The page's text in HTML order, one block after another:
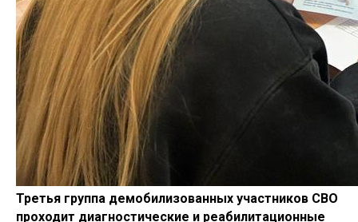
Третья группа демобилизованных участников СВО
проходит диагностические и реабилитационные